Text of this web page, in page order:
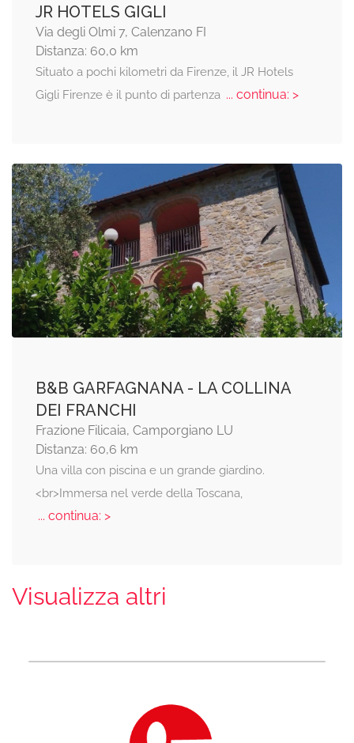
JR HOTELS GIGLI
Via degli Olmi 7, Calenzano FI
Distanza: 60,0 km
Situato a pochi kilometri da Firenze, il JR Hotels
Gigli Firenze è il punto di partenza ... continua: >
B&B GARFAGNANA - LA COLLINA
DEI FRANCHI
Frazione Filicaia, Camporgiano LU
Distanza: 60,6 km
Una villa con piscina e un grande giardino.
<br>Immersa nel verde della Toscana,
... continua: >
Visualizza altri